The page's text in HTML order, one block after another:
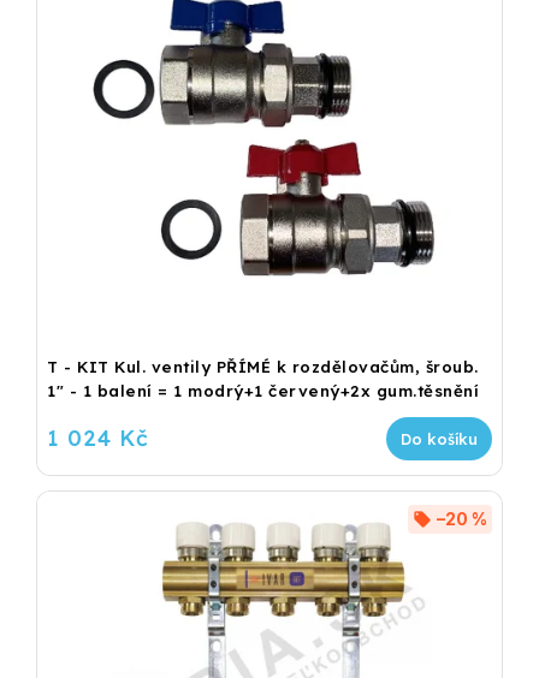
T - KIT Kul. ventily PŘÍMÉ k rozdělovačům, šroub.
1" - 1 balení = 1 modrý+1 červený+2x gum.těsnění
1 024 Kč Do košíku
–20 %